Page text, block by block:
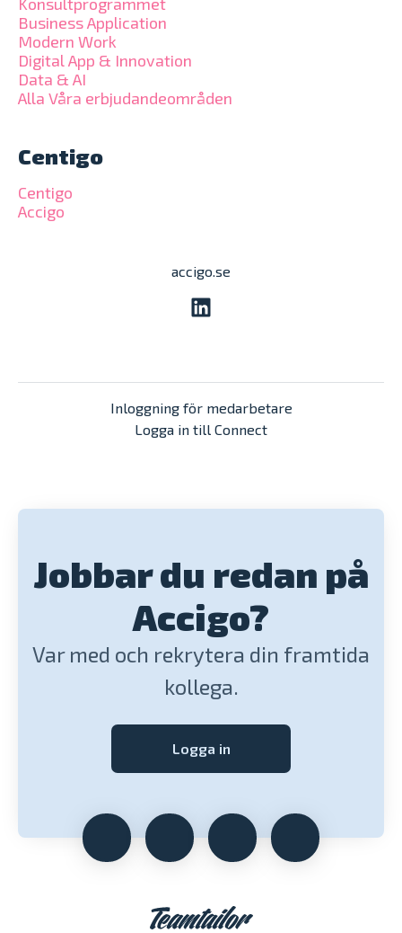
Business Application
Modern Work
Digital App & Innovation
Data & AI
Alla Våra erbjudandeområden
Centigo
Centigo
Accigo
accigo.se
Inloggning för medarbetare
Logga in till Connect
Jobbar du redan på
Accigo?
Var med och rekrytera din framtida
kollega.
Logga in